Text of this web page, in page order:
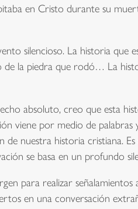
en Cristo durante su
silencioso. La historia que
la piedra que rodó… La
absoluto, creo que esta
viene por medio de palabras
de nuestra historia cristiana.
se basa en un profundo
para realizar señalamientos
en una conversación